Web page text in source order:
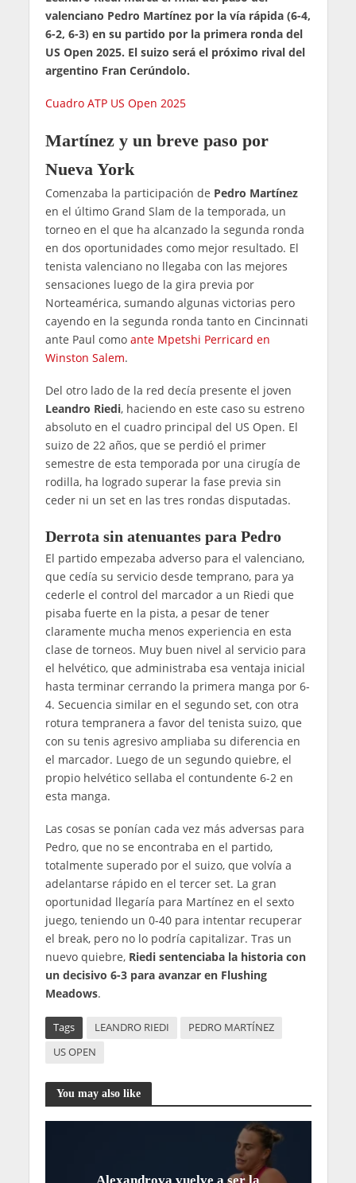
valenciano Pedro Martínez por la vía rápida (6-4,
6-2, 6-3) en su partido por la primera ronda del
US Open 2025. El suizo será el próximo rival del
argentino Fran Cerúndolo.
Cuadro ATP US Open 2025
Martínez y un breve paso por
Nueva York
Comenzaba la participación de Pedro Martínez
en el último Grand Slam de la temporada, un
torneo en el que ha alcanzado la segunda ronda
en dos oportunidades como mejor resultado. El
tenista valenciano no llegaba con las mejores
sensaciones luego de la gira previa por
Norteamérica, sumando algunas victorias pero
cayendo en la segunda ronda tanto en Cincinnati
ante Paul comoante Mpetshi Perricard en
Winston Salem.
Del otro lado de la red decía presente el joven
Leandro Riedi, haciendo en este caso su estreno
absoluto en el cuadro principal del US Open. El
suizo de 22 años, que se perdió el primer
semestre de esta temporada por una cirugía de
rodilla, ha logrado superar la fase previa sin
ceder ni un set en las tres rondas disputadas.
Derrota sin atenuantes para Pedro
El partido empezaba adverso para el valenciano,
que cedía su servicio desde temprano, para ya
cederle el control del marcador a un Riedi que
pisaba fuerte en la pista, a pesar de tener
claramente mucha menos experiencia en esta
clase de torneos. Muy buen nivel al servicio para
el helvético, que administraba esa ventaja inicial
hasta terminar cerrando la primera manga por 6-
4. Secuencia similar en el segundo set, con otra
rotura tempranera a favor del tenista suizo, que
con su tenis agresivo ampliaba su diferencia en
el marcador. Luego de un segundo quiebre, el
propio helvético sellaba el contundente 6-2 en
esta manga.
Las cosas se ponían cada vez más adversas para
Pedro, que no se encontraba en el partido,
totalmente superado por el suizo, que volvía a
adelantarse rápido en el tercer set. La gran
oportunidad llegaría para Martínez en el sexto
juego, teniendo un 0-40 para intentar recuperar
el break, pero no lo podría capitalizar. Tras un
nuevo quiebre, Riedi sentenciaba la historia con
un decisivo 6-3 para avanzar en Flushing
Meadows.
Tags LEANDRO RIEDI
PEDRO MARTÍNEZ
US OPEN
You may also like